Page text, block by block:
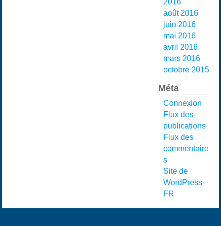
2016
août 2016
juin 2016
mai 2016
avril 2016
mars 2016
octobre 2015
Méta
Connexion
Flux des
publications
Flux des
commentaire
s
Site de
WordPress-
FR